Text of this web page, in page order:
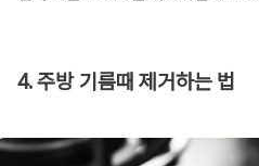
4. 주방 기름때 제거하는 법